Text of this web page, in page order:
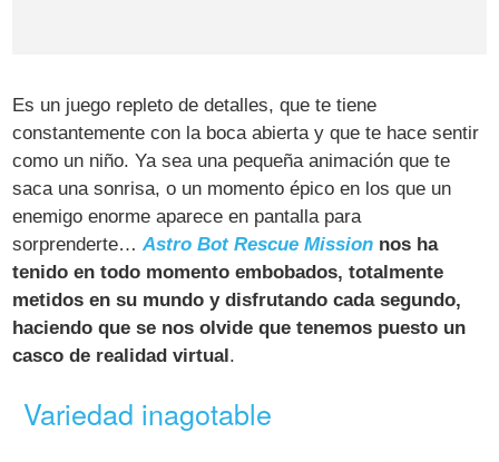
Es un juego repleto de detalles, que te tiene
constantemente con la boca abierta y que te hace sentir
como un niño. Ya sea una pequeña animación que te
saca una sonrisa, o un momento épico en los que un
enemigo enorme aparece en pantalla para
sorprenderte…Astro Bot Rescue Mission nos ha
tenido en todo momento embobados, totalmente
metidos en su mundo y disfrutando cada segundo,
haciendo que se nos olvide que tenemos puesto un
casco de realidad virtual .
Variedad inagotable